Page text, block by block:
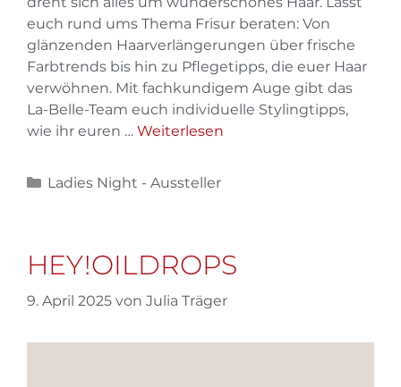
euch rund ums Thema Frisur beraten: Von
glänzenden Haarverlängerungen über frische
Farbtrends bis hin zu Pflegetipps, die euer Haar
verwöhnen. Mit fachkundigem Auge gibt das
La-Belle-Team euch individuelle Stylingtipps,
wie ihr euren … Weiterlesen
Ladies Night - Aussteller
HEY!OILDROPS
9. April 2025 von Julia Träger